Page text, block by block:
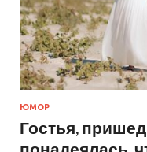
ЮМОР
Гостья,